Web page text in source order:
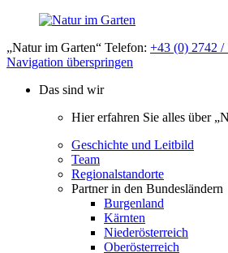
„Natur im Garten“ Telefon: +43 (0) 2742 /
Navigation überspringen
Das sind wir
Hier erfahren Sie alles über
Geschichte und Leitbild
Team
Regionalstandorte
Partner in den Bundesländern
Burgenland
Kärnten
Niederösterreich
Oberösterreich